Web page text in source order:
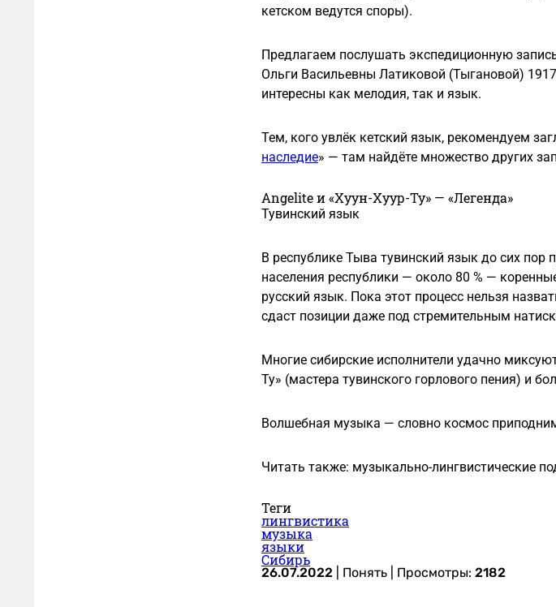
кетском ведутся споры).
Предлагаем послушать экспедиционную
Ольги Васильевны Латиковой (Тыгановой)
интересны как мелодия, так и язык.
Тем, кого увлёк кетский язык, рекомендуем
наследие» — там найдёте множество других
Angelite и «Хуун-Хуур-Ту» — «Легенда»
Тувинский язык
В республике Тыва тувинский язык до сих пор
населения республики — около 80 % —
русский язык. Пока этот процесс нельзя
сдаст позиции даже под стремительным
Многие сибирские исполнители удачно
Ту» (мастера тувинского горлового пения) и
Волшебная музыка — словно космос
Читать также: музыкально-лингвистические
Теги
лингвистика
музыка
языки
Сибирь
26.07.2022 Понять | Просмотры: 2182